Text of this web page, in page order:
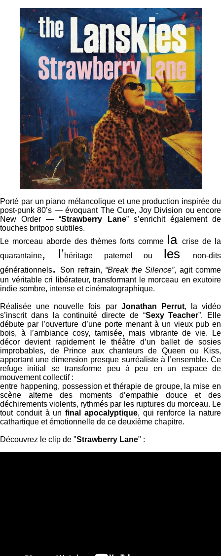
Porté par un piano mélancolique et une production inspirée du
post-punk 80’s — évoquant The Cure, Joy Division ou encore
New Order — “Strawberry Lane” s’enrichit également de
touches britpop subtiles.
Le morceau aborde des thèmes forts comme
la crise de la
quarantaine, l’héritage paternel ou les
non-dits
générationnels. Son refrain, “Break the Silence”, agit comme
un véritable cri libérateur, transformant le morceau en exutoire
indie sombre, intense et cinématographique.
Réalisée une nouvelle fois par Jonathan Perrut, la vidéo
s’inscrit dans la continuité directe de “Sexy Teacher”. Elle
débute par l’ouverture d’une porte menant à un vieux pub en
bois, à l’ambiance cosy, tamisée, mais vibrante de vie. Le
décor devient rapidement le théâtre d’un ballet de sosies
improbables, de Prince aux chanteurs de Queen ou Kiss,
apportant une dimension presque surréaliste à l’ensemble. Ce
refuge initial se transforme peu à peu en un espace de
mouvement collectif :
entre happening, possession et thérapie de groupe, la mise en
scène alterne des moments d’empathie douce et des
déchirements violents, rythmés par les ruptures du morceau. Le
tout conduit à unfinal apocalyptique, qui renforce la nature
cathartique et émotionnelle de ce deuxième chapitre.
Découvrez le clip de "Strawberry Lane" :